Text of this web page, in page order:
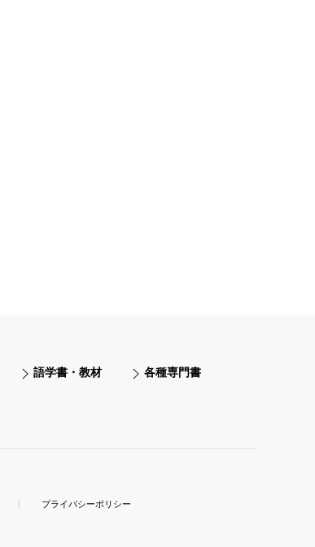
語学書・教材
各種専門書
プライバシーポリシー